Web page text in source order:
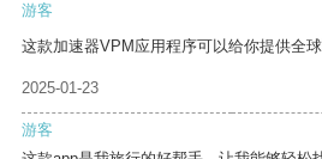
游客
这款加速器VPM应用程序可以给你提供全
2025-01-23
游客